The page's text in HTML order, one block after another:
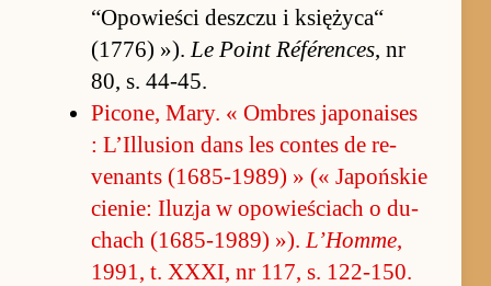
“Opo­wie­ści desz­czu i księ­życa“
(1776) »).Le Po­int Référen­ces, nr
80, s. 44-45.
Pi­cone, Ma­ry. « Ombres ja­po­na­ises
: L’Il­lu­sion dans les con­tes de re­
venants (1685-1989) » (« Ja­poń­skie
cie­nie: Ilu­zja w opo­wie­ściach o du­
chach (1685-1989) »).L’Homme,
1991, t. XXXI, nr 117, s. 122-150.